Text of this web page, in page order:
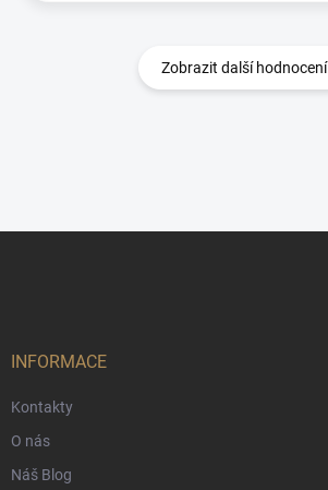
Zobrazit další hodnocení
INFORMACE
Kontakty
O nás
Náš Blog